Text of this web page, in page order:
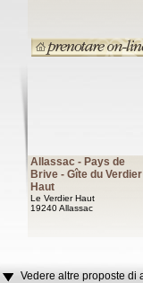
Allassac - Pays de
Brive - Gîte du Verdier
Haut
Le Verdier Haut
19240 Allassac
Vedere altre proposte di